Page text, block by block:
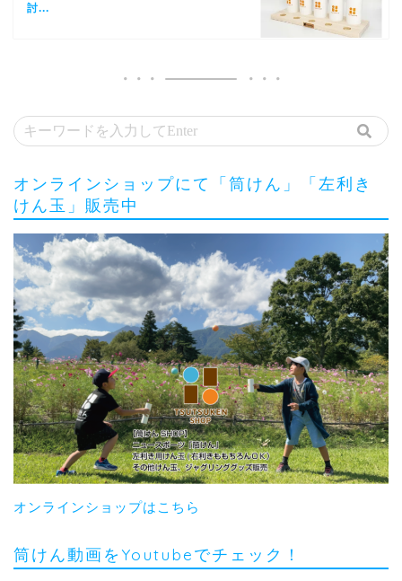
討...
オンラインショップにて「筒けん」「左利き
けん玉」販売中
オンラインショップはこちら
筒けん動画をYoutubeでチェック！